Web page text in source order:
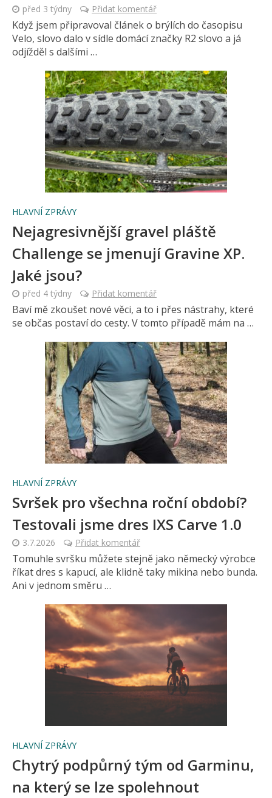
před 3 týdny Přidat komentář
Když jsem připravoval článek o brýlích do časopisu
Velo, slovo dalo v sídle domácí značky R2 slovo a já
odjížděl s dalšími …
HLAVNÍ ZPRÁVY
Nejagresivnější gravel pláště
Challenge se jmenují Gravine XP.
Jaké jsou?
před 4 týdny Přidat komentář
Baví mě zkoušet nové věci, a to i přes nástrahy, které
se občas postaví do cesty. V tomto případě mám na …
HLAVNÍ ZPRÁVY
Svršek pro všechna roční období?
Testovali jsme dres IXS Carve 1.0
3.7.2026 Přidat komentář
Tomuhle svršku můžete stejně jako německý výrobce
říkat dres s kapucí, ale klidně taky mikina nebo bunda.
Ani v jednom směru …
HLAVNÍ ZPRÁVY
Chytrý podpůrný tým od Garminu,
na který se lze spolehnout